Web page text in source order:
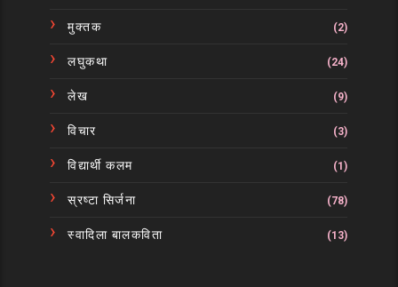
मुक्तक (2)
लघुकथा (24)
लेख (9)
विचार (3)
विद्यार्थी कलम (1)
स्रष्टा सिर्जना (78)
स्वादिला बालकविता (13)